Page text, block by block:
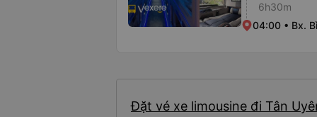
6h30m
04:00 • Bx.
Đặt vé xe limousine đi Tân